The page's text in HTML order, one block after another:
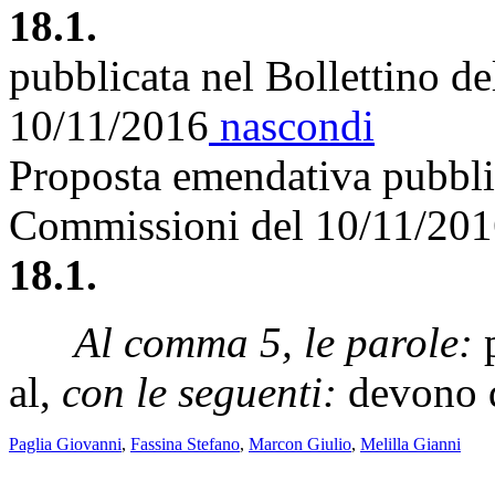
18.1.
pubblicata nel Bollettino
10/11/2016 nascondi
Proposta emendativa
Commissioni del 10/11/
18.1.
Al comma 5, le parole:
al, con le seguenti: devono
Paglia Giovanni, Fassina Stefano, Marcon Giulio, Melilla Gianni